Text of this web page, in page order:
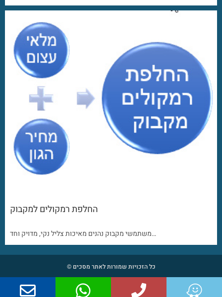
החלפת רמקולים למקבוק
משתמשי מקבוק נהנים מאיכות צליל נקי, מדויק וחד…
כל הזכויות שמורות לאתר מסכים ©